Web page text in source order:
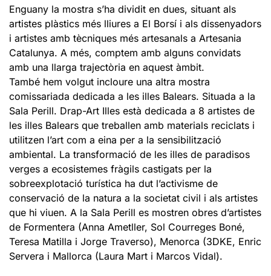
Enguany la mostra s’ha dividit en dues, situant als
artistes plàstics més lliures a El Borsí i als dissenyadors
i artistes amb tècniques més artesanals a Artesania
Catalunya. A més, comptem amb alguns convidats
amb una llarga trajectòria en aquest àmbit.
També hem volgut incloure una altra mostra
comissariada dedicada a les illes Balears. Situada a la
Sala Perill. Drap-Art Illes està dedicada a 8 artistes de
les illes Balears que treballen amb materials reciclats i
utilitzen l’art com a eina per a la sensibilització
ambiental. La transformació de les illes de paradisos
verges a ecosistemes fràgils castigats per la
sobreexplotació turística ha dut l’activisme de
conservació de la natura a la societat civil i als artistes
que hi viuen. A la Sala Perill es mostren obres d’artistes
de Formentera (Anna Ametller, Sol Courreges Boné,
Teresa Matilla i Jorge Traverso), Menorca (3DKE, Enric
Servera i Mallorca (Laura Mart i Marcos Vidal).